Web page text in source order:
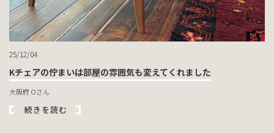
25/12/04
Kチェアの佇まいは部屋の雰囲気も変えてくれました
大阪府 Oさん
続きを読む